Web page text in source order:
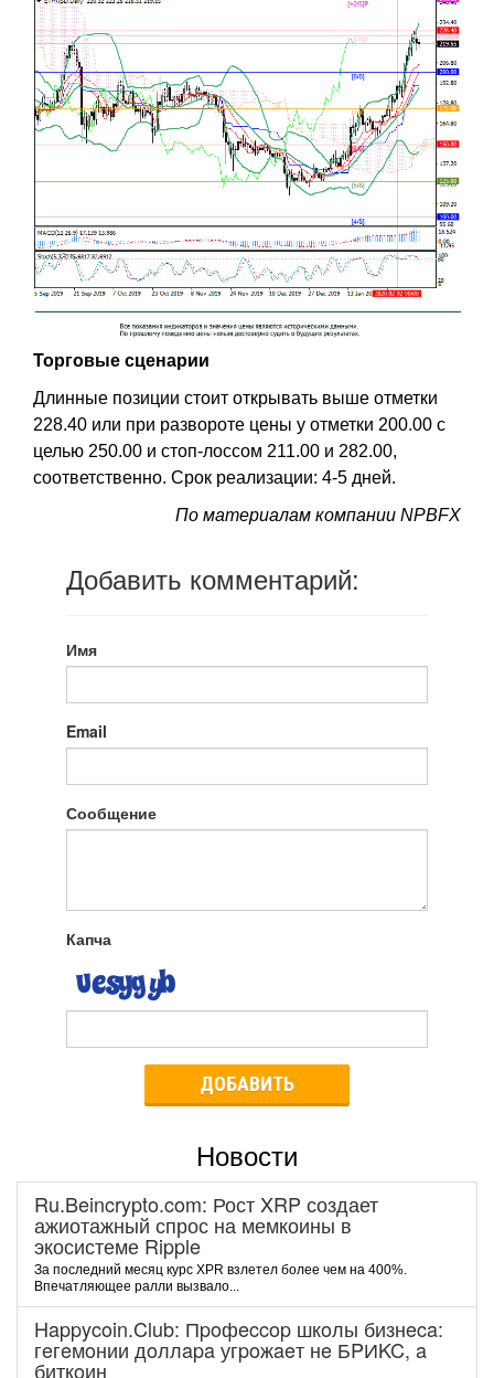
Торговые сценарии
Длинные позиции стоит открывать выше отметки
228.40 или при развороте цены у отметки 200.00 с
целью 250.00 и стоп-лоссом 211.00 и 282.00,
соответственно. Срок реализации: 4-5 дней.
По материалам компании NPBFX
Добавить комментарий:
Имя
Email
Сообщение
Капча
ДОБАВИТЬ
Новости
Ru.Beincrypto.com: Рост XRP создает
ажиотажный спрос на мемкоины в
экосистеме Ripple
За последний месяц курс XPR взлетел более чем на 400%.
Впечатляющее ралли вызвало...
Happycoin.Club: Пpoфeccop шкoлы бизнeca:
гeгeмoнии дoллapa угpoжaeт нe БPИKC, a
биткoин